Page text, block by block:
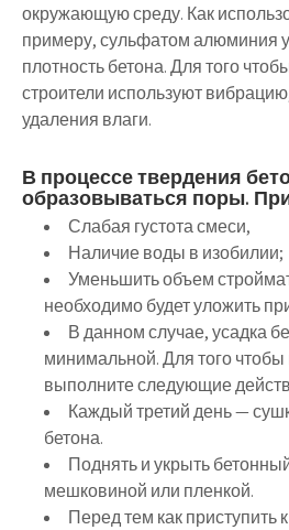
окружающую среду. Как
примеру, сульфатом алюминия
плотность бетона. Для того
строители используют
удаления влаги.
В процессе твердения
образовываться поры.
Слабая густота смеси,
Наличие воды в изобилии;
Уменьшить объем
необходимо будет уложить
В данном случае, усадка
минимальной. Для того
выполните следующие
Каждый третий день —
бетона.
Поднять и укрыть
мешковиной или пленкой.
Перед тем как приступить